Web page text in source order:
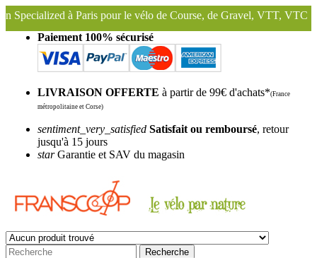
pour le vélo de Course, de Gravel, VTT, VTC ...
Nous
Paiement 100% sécurisé
LIVRAISON OFFERTE à partir de 99€ d'achats*(France
métropolitaine et Corse)
sentiment_very_satisfied Satisfait ou remboursé, retour
jusqu'à 15 jours
starGarantie et SAV du magasin
Recherche